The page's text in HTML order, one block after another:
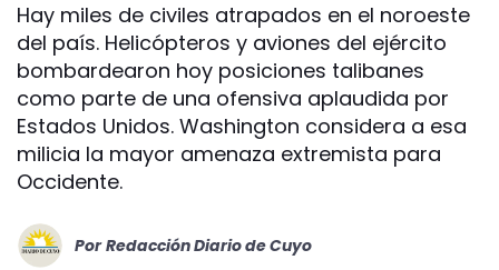
Hay miles de civiles atrapados en el noroeste
del país. Helicópteros y aviones del ejército
bombardearon hoy posiciones talibanes
como parte de una ofensiva aplaudida por
Estados Unidos. Washington considera a esa
milicia la mayor amenaza extremista para
Occidente.
Por Redacción Diario de Cuyo